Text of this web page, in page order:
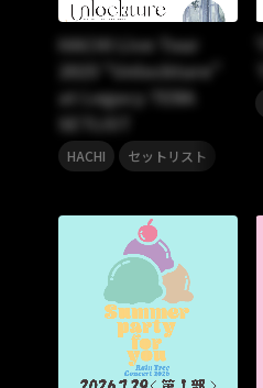
HACHI Live Tour
2025 “Unlockture”
at Legacy TERA
SETLIST
HACHI セットリスト